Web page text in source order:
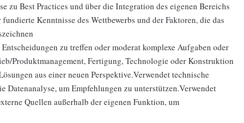
zu Best Practices und über die Integration des eigenen Bereichs
Kenntnisse des Wettbewerbs und der Faktoren, die das
zu treffen oder moderat komplexe Aufgaben oder
Produktmanagement, Fertigung, Technologie oder Konstruktion
aus einer neuen Perspektive.Verwendet technische
Datenanalyse, um Empfehlungen zu unterstützen.Verwendet
Quellen außerhalb der eigenen Funktion, um